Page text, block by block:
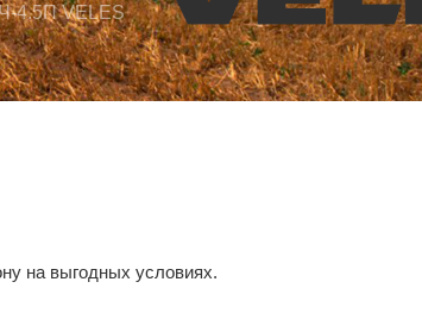
4.5П VELES
на выгодных условиях.